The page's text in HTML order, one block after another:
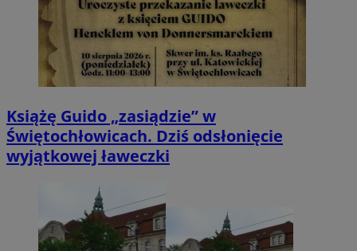
Książę Guido „zasiądzie” w
Świętochłowicach. Dziś odsłonięcie
wyjątkowej ławeczki